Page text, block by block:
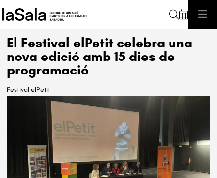
El Festival elPetit celebra una
nova edició amb 15 dies de
programació
Festival elPetit